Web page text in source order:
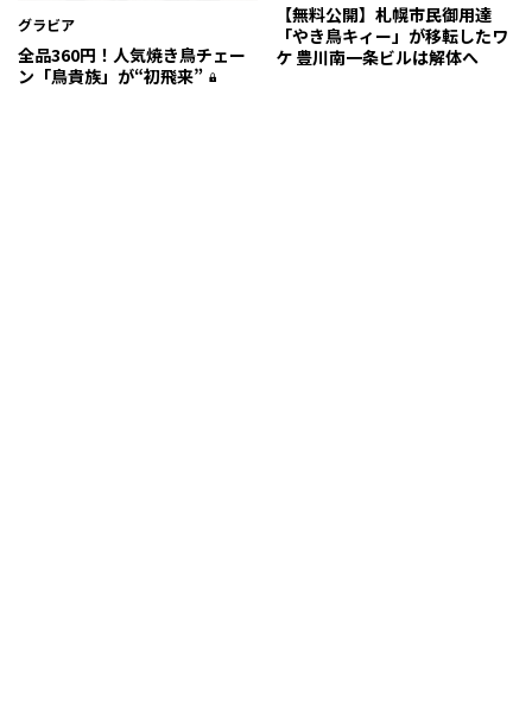
グラビア
全品360円！人気焼き鳥チェー
ン「鳥貴族」が“初飛来”
【無料公開】札幌市民御用達
「やき鳥キィー」が移転したワ
ケ 豊川南一条ビルは解体へ